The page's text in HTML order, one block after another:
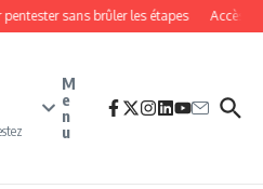
sans brûler les étapes Accès
M
e
n
u